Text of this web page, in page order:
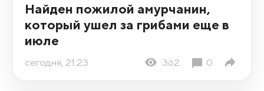
Найден пожилой амурчанин,
который ушел за грибами еще в
июле
сегодня, 21:23 362 0